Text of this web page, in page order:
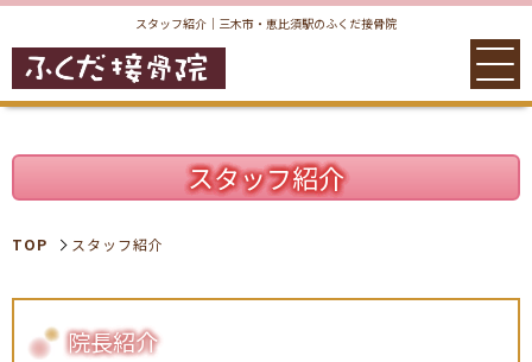
スタッフ紹介｜三木市・恵比須駅のふくだ接骨院
スタッフ紹介
TOP スタッフ紹介
院長紹介